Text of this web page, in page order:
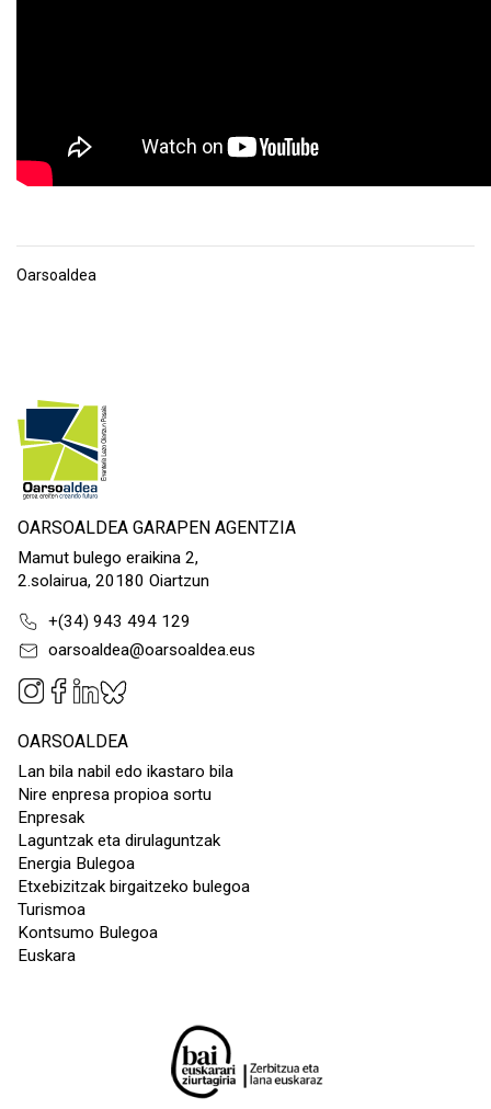
Oarsoaldea
OARSOALDEA GARAPEN AGENTZIA
Mamut bulego eraikina 2,
2.solairua, 20180 Oiartzun
+(34) 943 494 129
oarsoaldea@oarsoaldea.eus
OARSOALDEA
Lan bila nabil edo ikastaro bila
Nire enpresa propioa sortu
Enpresak
Laguntzak eta dirulaguntzak
Energia Bulegoa
Etxebizitzak birgaitzeko bulegoa
Turismoa
Kontsumo Bulegoa
Euskara